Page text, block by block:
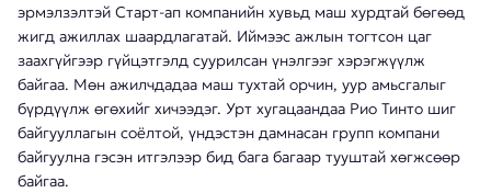
эрмэлзэлтэй Старт-ап компанийн хувьд маш хурдтай бөгөөд
жигд ажиллах шаардлагатай. Иймээс ажлын тогтсон цаг
заахгүйгээр гүйцэтгэлд суурилсан үнэлгээг хэрэгжүүлж
байгаа. Мөн ажилчдадаа маш тухтай орчин, уур амьсгалыг
бүрдүүлж өгөхийг хичээдэг. Урт хугацаандаа Рио Тинто шиг
байгууллагын соёлтой, үндэстэн дамнасан групп компани
байгуулна гэсэн итгэлээр бид бага багаар тууштай хөгжсөөр
байгаа.